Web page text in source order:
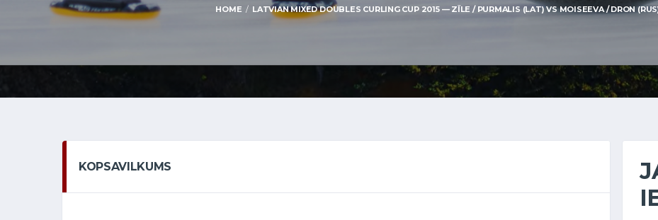
HOME LATVIAN MIXED DOUBLES CURLING CUP 2015 — ZĪLE / PURMALIS (LAT) VS MOISEEVA / DRON
KOPSAVILKUMS